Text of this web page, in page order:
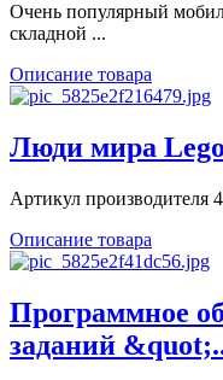
Очень популярный
складной ...
Описание товара
Люди мира
Артикул производителя
Описание товара
Программное
заданий